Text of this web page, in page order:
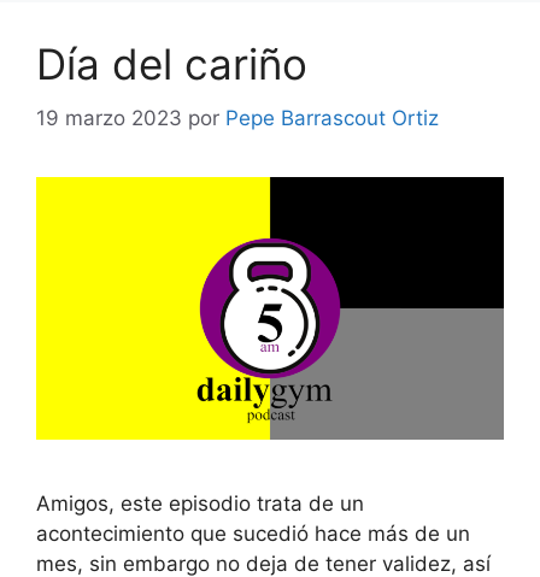
Día del cariño
19 marzo 2023 por Pepe Barrascout Ortiz
Amigos, este episodio trata de un
acontecimiento que sucedió hace más de un
mes, sin embargo no deja de tener validez, así